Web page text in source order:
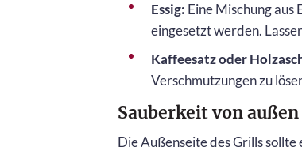
Essig: Eine Mischung aus
eingesetzt werden.
Kaffeesatz oder
Verschmutzungen zu
Sauberkeit von außen
Die Außenseite des Grills